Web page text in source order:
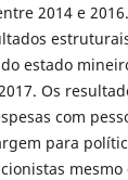
2014 e
estado
Os
com
para
mesmo